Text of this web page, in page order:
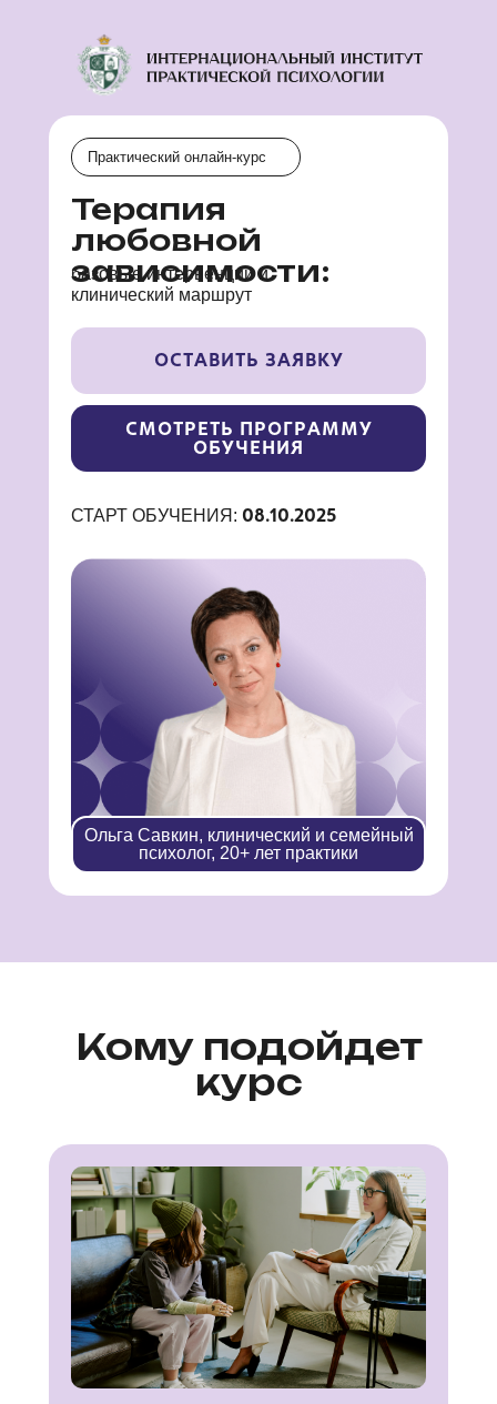
Практический онлайн-курс
СТАРТ ОБУЧЕНИЯ: 08.10.2025
Ольга Савкин, клинический и семейный
психолог, 20+ лет практики
Терапия
любовной
зависимости:
базовые интервенции и
клинический маршрут
ОСТАВИТЬ ЗАЯВКУ
СМОТРЕТЬ ПРОГРАММУ
ОБУЧЕНИЯ
Кому подойдет
курс